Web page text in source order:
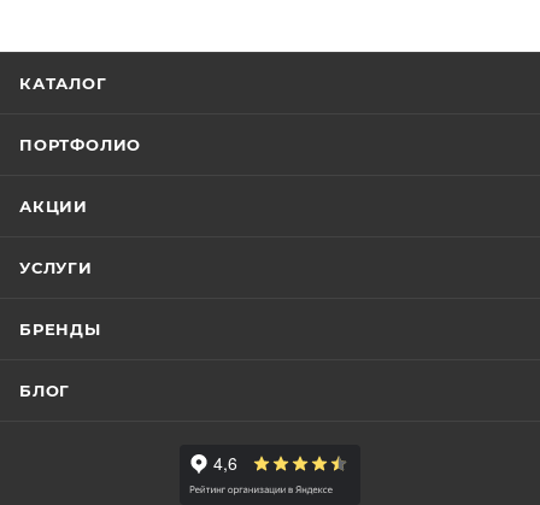
КАТАЛОГ
ПОРТФОЛИО
АКЦИИ
УСЛУГИ
БРЕНДЫ
БЛОГ